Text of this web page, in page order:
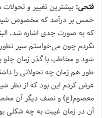
فتحی: بیشترین تغییر و
خمس بر درآمد که مخصوص
که به صورت جدی اشاره شد.
نکردم چون می‌خواستم سیر
شود و مخاطب با گذر زمان جلو
طور هم زمان چه تحولاتی را
عرض کردم این بود که از
معصوم(ع) و نصف دیگر آن
آن در زمان غیبت به چه شکلی